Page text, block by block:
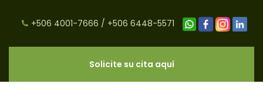
+506 4001-7666 / +506 6448-5571
Solicite su cita aquí